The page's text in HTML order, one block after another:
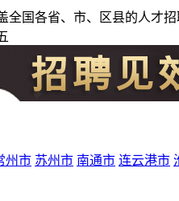
全国各省、市、区县的人才
州市 苏州市 南通市 连云港市